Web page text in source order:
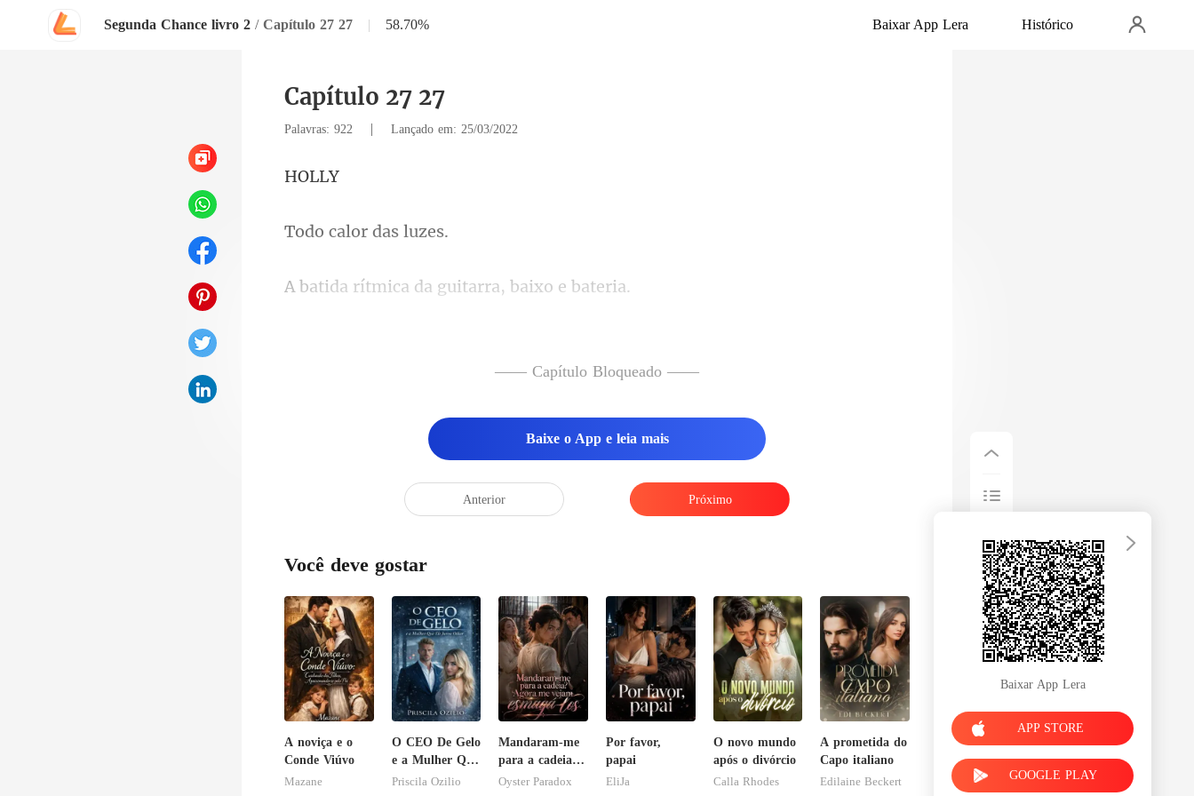
Segunda Chance livro 2 / Capítulo 27 27 | 58.70% Baixar App Lera Histórico
Capítulo 27 27
Palavras: 922 | Lançado em: 25/03/2022
O
lor das
a da guitarra,
um segundo o local é s
—— Capítulo Bloqueado ——
Baixe o App e leia mais
Anterior Próximo
Você deve gostar
A noviça e o
Conde Viúvo
Mazane
O CEO De Gelo
e a Mulher Que
Ele Jurou
Priscila Ozilio
Mandaram-me
para a cadeia?
Agora me
Oyster Paradox
Por favor,
papai
EliJa
O novo mundo
após o divórcio
Calla Rhodes
A prometida do
Capo italiano
Edilaine Beckert
Baixar App Lera
APP STORE
GOOGLE PLAY